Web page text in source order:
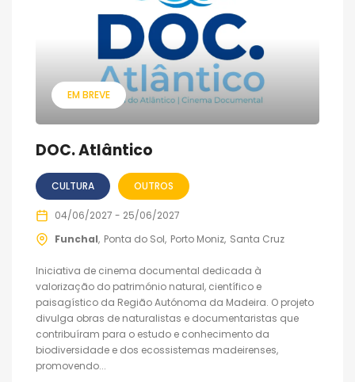
EM BREVE
DOC. Atlântico
CULTURA OUTROS
04/06/2027 - 25/06/2027
Funchal Ponta do Sol Porto Moniz Santa Cruz
Iniciativa de cinema documental dedicada à
valorização do património natural, científico e
paisagístico da Região Autónoma da Madeira. O projeto
divulga obras de naturalistas e documentaristas que
contribuíram para o estudo e conhecimento da
biodiversidade e dos ecossistemas madeirenses,
promovendo...